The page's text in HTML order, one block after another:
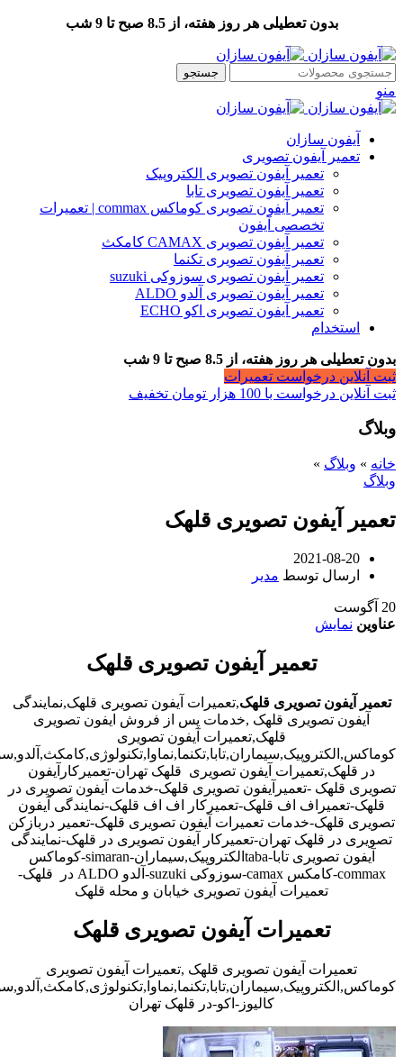
بدون تعطیلی هر روز هفته، از 8.5 صبح تا 9 شب
جستجو
منو
آیفون سازان
تعمیر آیفون تصویری
تعمیر آیفون تصویری الکتروپیک
تعمیر آیفون تصویری تابا
تعمیر آیفون تصویری کوماکس commax | تعمیرات
تخصصی آیفون
تعمیر آیفون تصویری CAMAX کامکث
تعمیر آیفون تصویری تکنما
تعمیر آیفون تصویری سوزوکی suzuki
تعمیر آیفون تصویری آلدو ALDO
تعمیر آیفون تصویری اکو ECHO
استخدام
بدون تعطیلی هر روز هفته، از 8.5 صبح تا 9 شب
ثبت آنلاین درخواست تعمیرات
ثبت آنلاین درخواست با 100 هزار تومان تخفیف
وبلاگ
خانه » وبلاگ »
وبلاگ
تعمیر آیفون تصویری قلهک
2021-08-20
ارسال توسط مدیر
20 آگوست
عناوین نمایش
تعمیر آیفون تصویری قلهک
تعمیر آیفون تصویری قلهک,تعمیرات آیفون تصویری قلهک,نمایندگی
آیفون تصویری قلهک ,خدمات پس از فروش ایفون تصویری
قلهک,تعمیرات آیفون تصویری
در قلهک,تعمیرات آیفون تصویری قلهک تهران-تعمیرکارآیفون
تصویری قلهک -تعمیرآیفون تصویری قلهک-خدمات آیفون تصویری در
قلهک-تعمیراف اف قلهک-تعمیرکار اف اف قلهک-نمایندگی آیفون
تصویری قلهک-خدمات تعمیرات آیفون تصویری قلهک-تعمیر دربازکن
تصویری در قلهک تهران-تعمیرکار آیفون تصویری در قلهک-نمایندگی
آیفون تصویری تابا-tabaالکتروپیک,سیماران-simaran-کوماکس
commax-کامکس camax-سوزوکی suzuki-آلدو ALDO در قلهک-
تعمیرات آیفون تصویری خیابان و محله قلهک
تعمیرات آیفون تصویری قلهک
تعمیرات آیفون تصویری قلهک ,تعمیرات آیفون تصویری
کالیوز-اکو-در قلهک تهران